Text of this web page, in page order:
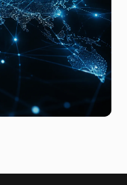
и влияние